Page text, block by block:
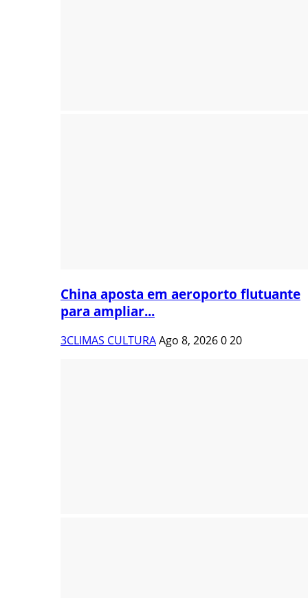
China aposta em aeroporto flutuante
para ampliar...
3CLIMAS CULTURAAgo 8, 2026020